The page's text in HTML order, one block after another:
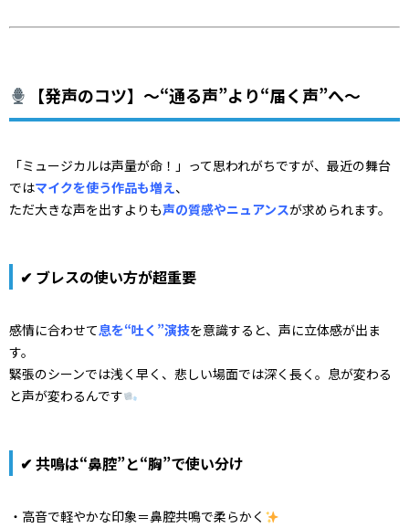
【発声のコツ】～“通る声”より“届く声”へ～
「ミュージカルは声量が命！」って思われがちですが、最近の舞台
ではマイクを使う作品も増え、
ただ大きな声を出すよりも声の質感やニュアンスが求められます。
✔ ブレスの使い方が超重要
感情に合わせて息を“吐く”演技を意識すると、声に立体感が出ま
す。
緊張のシーンでは浅く早く、悲しい場面では深く長く。息が変わる
と声が変わるんです
✔ 共鳴は“鼻腔”と“胸”で使い分け
・高音で軽やかな印象＝鼻腔共鳴で柔らかく